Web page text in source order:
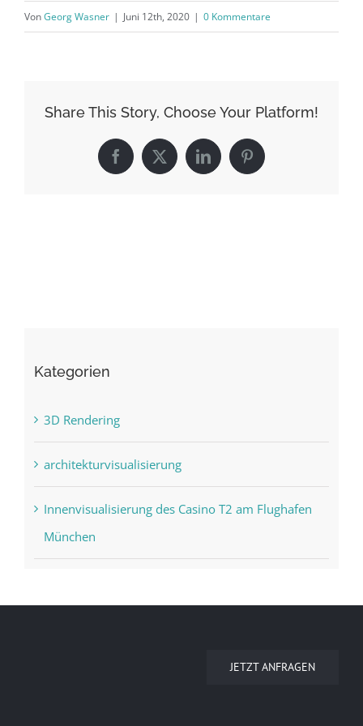
VonGeorg Wasner | Juni 12th, 2020 | 0 Kommentare
Share This Story, Choose Your Platform!
Facebook
X LinkedInPinterest
Kategorien
3D Rendering
architekturvisualisierung
Innenvisualisierung des Casino T2 am Flughafen
München
JETZT ANFRAGEN